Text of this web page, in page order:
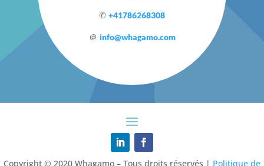
✆ +41786268308
＠ info@whagamo.com
Copyright © 2020 Whagamo – Tous droits réservés | Politique de